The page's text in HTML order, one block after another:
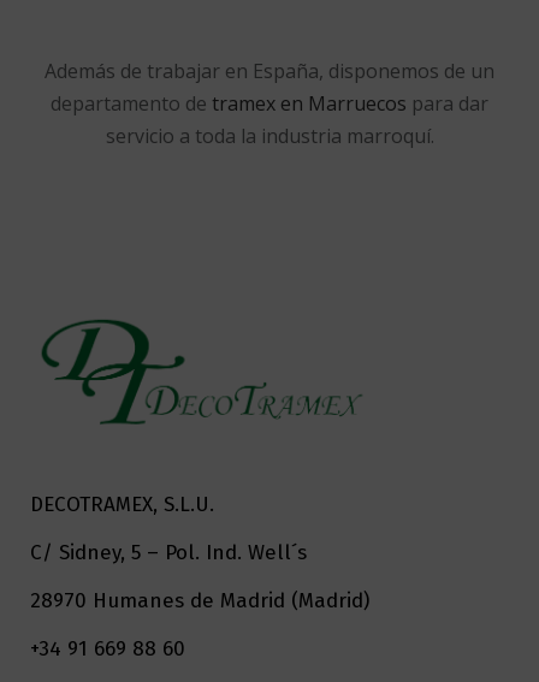
Además de trabajar en España, disponemos de un
departamento de tramex en Marruecos para dar
servicio a toda la industria marroquí.
DECOTRAMEX, S.L.U.
C/ Sidney, 5 – Pol. Ind. Well´s
28970 Humanes de Madrid (Madrid)
+34 91 669 88 60